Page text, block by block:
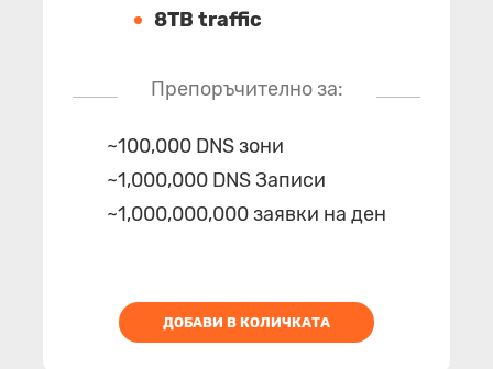
8TB traffic
Препоръчително за:
~100,000 DNS зони
~1,000,000 DNS Записи
~1,000,000,000 заявки на ден
ДОБАВИ В КОЛИЧКАТА